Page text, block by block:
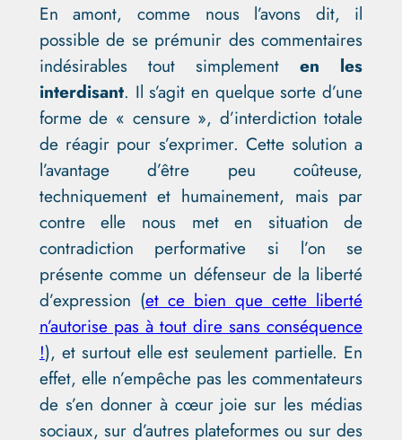
En amont, comme nous l’avons dit, il
possible de se prémunir des commentaires
indésirables tout simplementen les
interdisant. Il s’agit en quelque sorte d’une
forme de « censure », d’interdiction totale
de réagir pour s’exprimer. Cette solution a
l’avantage d’être peu coûteuse,
techniquement et humainement, mais par
contre elle nous met en situation de
contradiction performative si l’on se
présente comme un défenseur de la liberté
d’expression (et ce bien que cette liberté
n’autorise pas à tout dire sans conséquence
!), et surtout elle est seulement partielle. En
effet, elle n’empêche pas les commentateurs
de s’en donner à cœur joie sur les médias
sociaux, sur d’autres plateformes ou sur des